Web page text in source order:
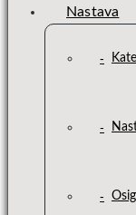
Nastava